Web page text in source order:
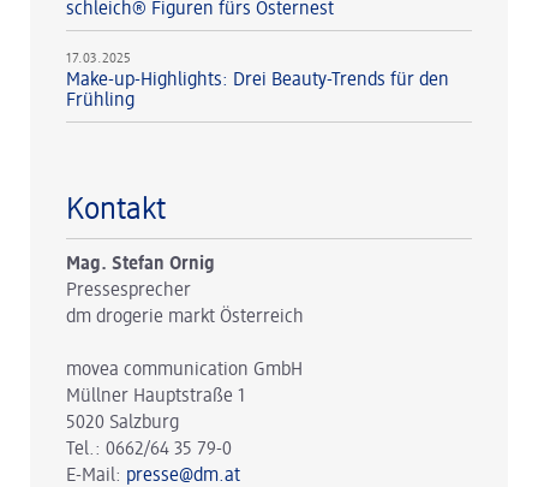
schleich® Figuren fürs Osternest
17.03.2025
Make-up-Highlights: Drei Beauty-Trends für den
Frühling
Kontakt
Mag. Stefan Ornig
Pressesprecher
dm drogerie markt Österreich
movea communication GmbH
Müllner Hauptstraße 1
5020 Salzburg
Tel.: 0662/64 35 79-0
E-Mail: presse@dm.at